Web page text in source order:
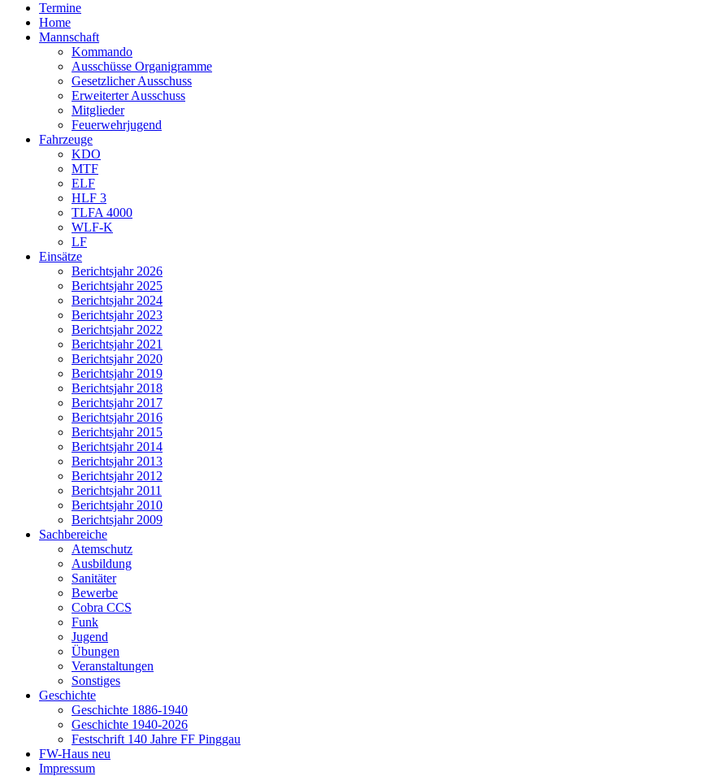
Termine
Home
Mannschaft
Kommando
Ausschüsse Organigramme
Gesetzlicher Ausschuss
Erweiterter Ausschuss
Mitglieder
Feuerwehrjugend
Fahrzeuge
KDO
MTF
ELF
HLF 3
TLFA 4000
WLF-K
LF
Einsätze
Berichtsjahr 2026
Berichtsjahr 2025
Berichtsjahr 2024
Berichtsjahr 2023
Berichtsjahr 2022
Berichtsjahr 2021
Berichtsjahr 2020
Berichtsjahr 2019
Berichtsjahr 2018
Berichtsjahr 2017
Berichtsjahr 2016
Berichtsjahr 2015
Berichtsjahr 2014
Berichtsjahr 2013
Berichtsjahr 2012
Berichtsjahr 2011
Berichtsjahr 2010
Berichtsjahr 2009
Sachbereiche
Atemschutz
Ausbildung
Sanitäter
Bewerbe
Cobra CCS
Funk
Jugend
Übungen
Veranstaltungen
Sonstiges
Geschichte
Geschichte 1886-1940
Geschichte 1940-2026
Festschrift 140 Jahre FF Pinggau
FW-Haus neu
Impressum